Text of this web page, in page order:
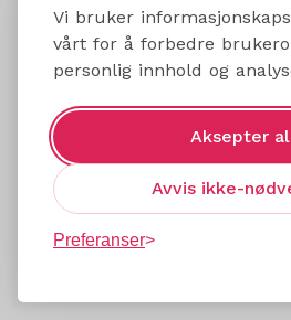
Vi bruker
vårt for å forbedre
personlig innhold og
Aksepter
Avvis ikke-
Preferanser